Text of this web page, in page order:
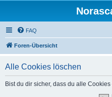
FAQ
Foren-Übersicht
Alle Cookies löschen
Bist du dir sicher, dass du alle